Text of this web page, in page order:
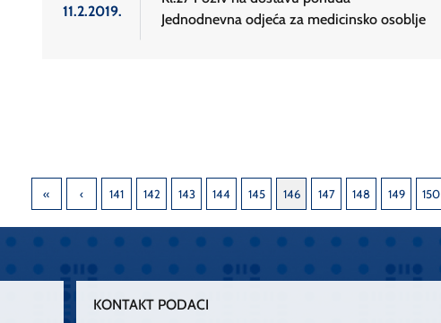
11.2.2019.
Jednodnevna odjeća za medicinsko osoblje
141 142 143 144 145 146 147 148 149 150
KONTAKT PODACI